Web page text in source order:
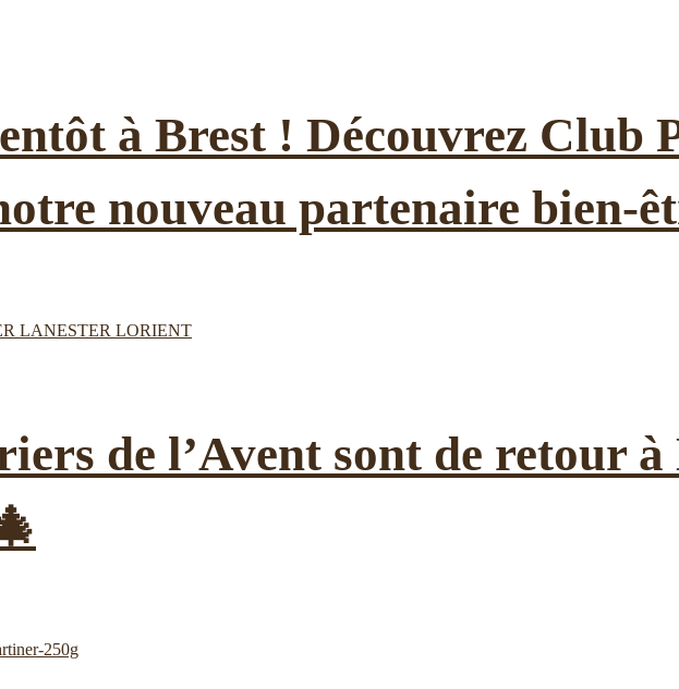
à Brest ! Découvrez Club
nouveau partenaire bien-
de l’Avent sont de retour